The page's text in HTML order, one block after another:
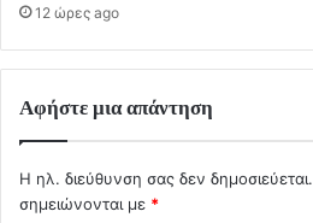
12 ώρες ago
Αφήστε μια απάντηση
Η ηλ. διεύθυνση σας δεν δημοσιεύεται.
σημειώνονται με *